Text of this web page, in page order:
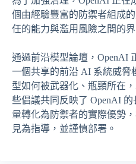
個由經驗豐富的防禦者組成
任的能力與濫用風險之間的界
通過前沿模型論壇，OpenAI
一個共享的前沿 AI 系統威脅
型如何被武器化、瓶頸所在
些倡議共同反映了 OpenAI
量轉化為防禦者的實際優勢
見為指導，並謹慎部署。